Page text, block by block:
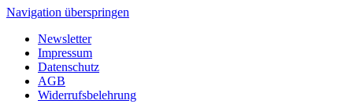
Navigation überspringen
Newsletter
Impressum
Datenschutz
AGB
Widerrufsbelehrung